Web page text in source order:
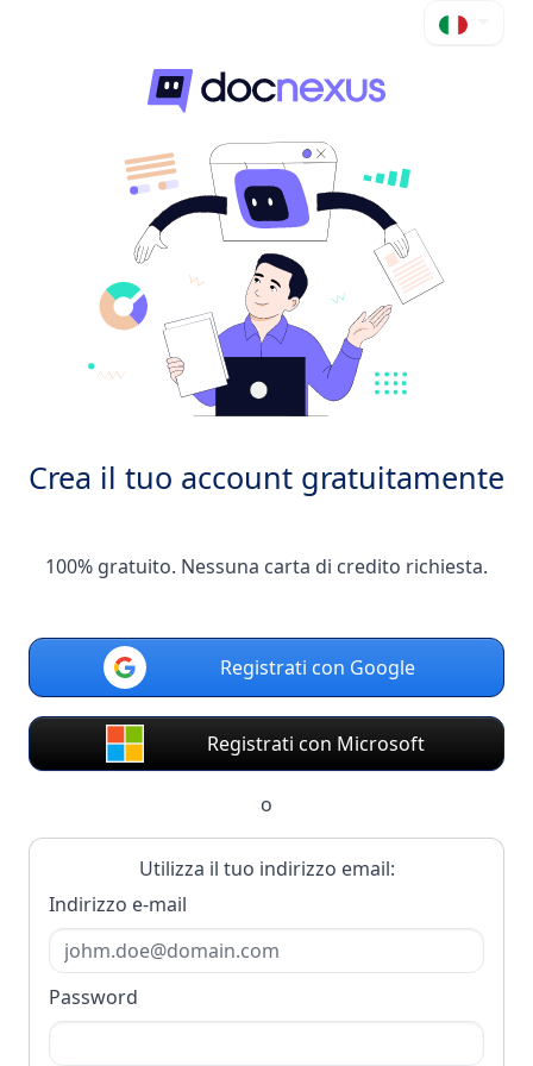
Crea il tuo account gratuitamente
100% gratuito. Nessuna carta di credito richiesta.
Registrati con Google
Registrati con Microsoft
o
Utilizza il tuo indirizzo email:
Indirizzo e-mail
Password